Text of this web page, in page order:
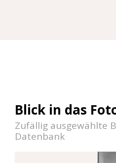
Blick in das
Zufällig ausgewählte
Datenbank